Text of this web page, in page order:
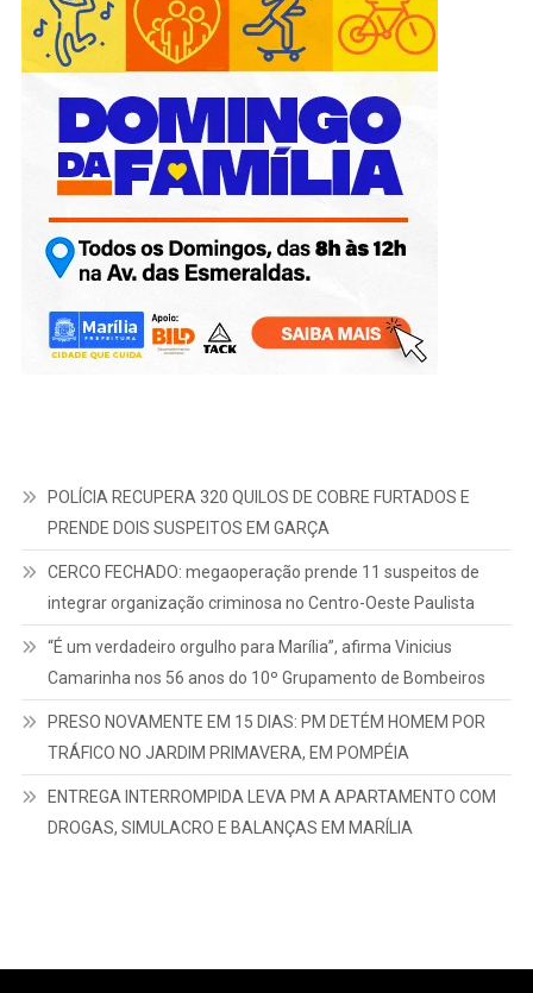
POLÍCIA RECUPERA 320 QUILOS DE COBRE FURTADOS E
PRENDE DOIS SUSPEITOS EM GARÇA
CERCO FECHADO: megaoperação prende 11 suspeitos de
integrar organização criminosa no Centro-Oeste Paulista
“É um verdadeiro orgulho para Marília”, afirma Vinicius
Camarinha nos 56 anos do 10º Grupamento de Bombeiros
PRESO NOVAMENTE EM 15 DIAS: PM DETÉM HOMEM POR
TRÁFICO NO JARDIM PRIMAVERA, EM POMPÉIA
ENTREGA INTERROMPIDA LEVA PM A APARTAMENTO COM
DROGAS, SIMULACRO E BALANÇAS EM MARÍLIA